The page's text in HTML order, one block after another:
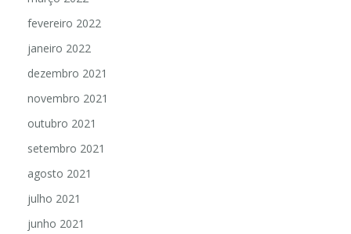
fevereiro 2022
janeiro 2022
dezembro 2021
novembro 2021
outubro 2021
setembro 2021
agosto 2021
julho 2021
junho 2021